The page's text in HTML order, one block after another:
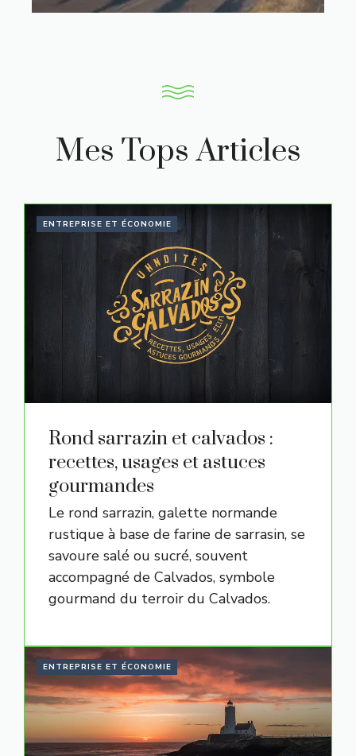
Mes Tops Articles
ENTREPRISE ET ÉCONOMIE
Rond sarrazin et calvados :
recettes, usages et astuces
gourmandes
Le rond sarrazin, galette normande
rustique à base de farine de sarrasin, se
savoure salé ou sucré, souvent
accompagné de Calvados, symbole
gourmand du terroir du Calvados.
ENTREPRISE ET ÉCONOMIE